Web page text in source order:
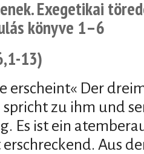
Exegetikai
könyve 1–6
13)
erscheint« Der
spricht zu ihm und
Es ist ein
Aus